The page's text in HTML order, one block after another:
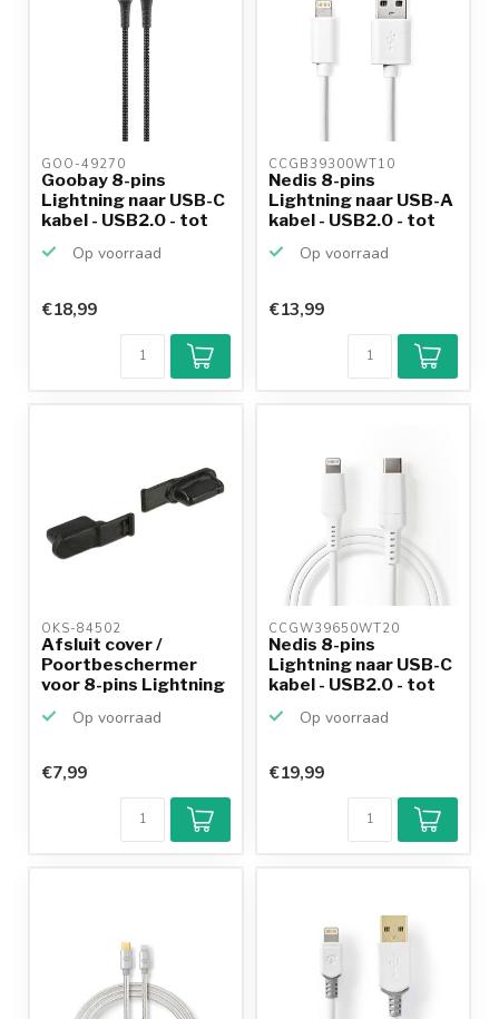
GOO-49270
Goobay 8-pins
Lightning naar USB-C
kabel - USB2.0 - tot
Op voorraad
€18,99
CCGB39300WT10
Nedis 8-pins
Lightning naar USB-A
kabel - USB2.0 - tot
Op voorraad
€13,99
OKS-84502
Afsluit cover /
Poortbeschermer
voor 8-pins Lightning
Op voorraad
€7,99
CCGW39650WT20
Nedis 8-pins
Lightning naar USB-C
kabel - USB2.0 - tot
Op voorraad
€19,99